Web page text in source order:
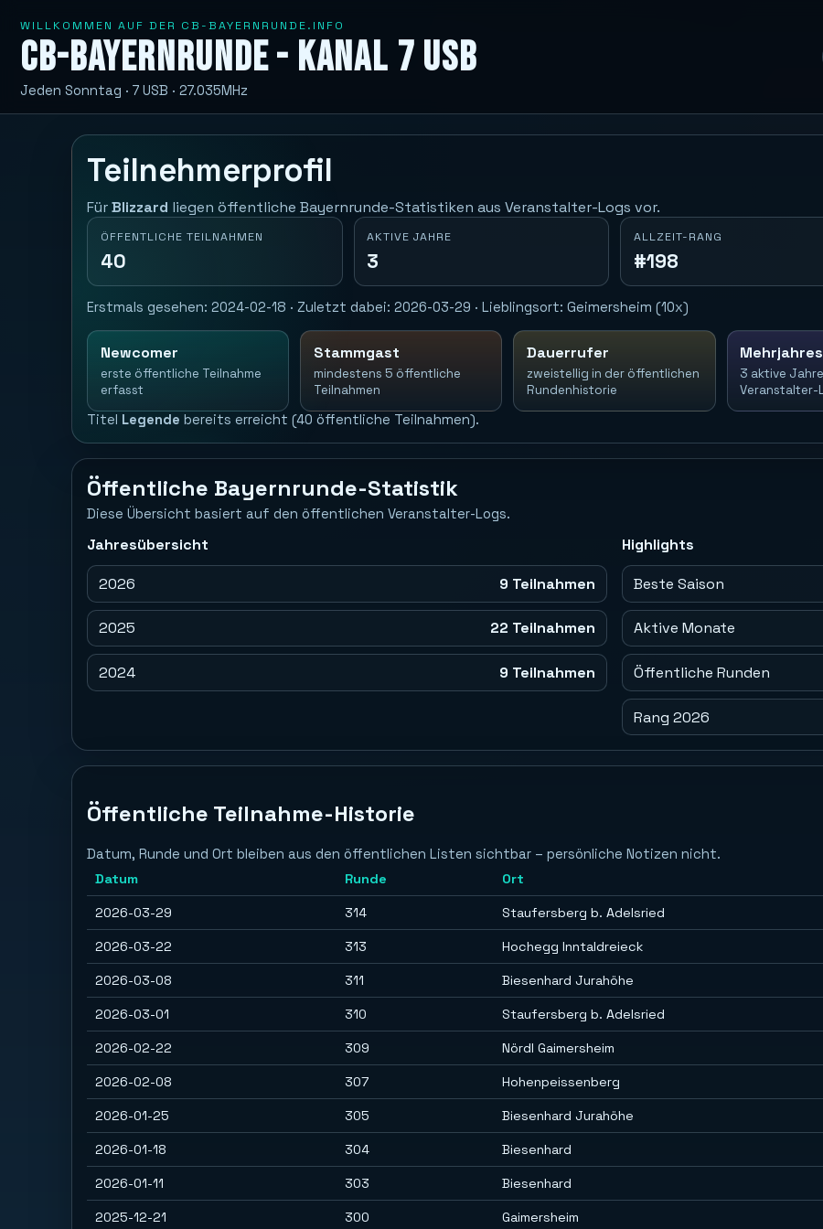
WILLKOMMEN AUF DER CB-BAYERNRUNDE.INFO
CB-Bayernrunde - Kanal 7 USB
Jeden Sonntag · 7 USB · 27.035MHz
Teilnehmerprofil
FürBlizzard liegen öffentliche Bayernrunde-Statistiken aus Veranstalter-Logs vor.
ÖFFENTLICHE TEILNAHMEN
40
AKTIVE JAHRE
3
ALLZEIT-RANG
#198
Erstmals gesehen: 2024-02-18 · Zuletzt dabei: 2026-03-29 · Lieblingsort: Geimersheim (10x)
Newcomer
erste öffentliche Teilnahme
erfasst
Stammgast
mindestens 5 öffentliche
Teilnahmen
Dauerrufer
zweistellig in der öffentlichen
Rundenhistorie
3 aktive
Veranstalter-
Titel Legende bereits erreicht (40 öffentliche Teilnahmen).
Öffentliche Bayernrunde-Statistik
Diese Übersicht basiert auf den öffentlichen Veranstalter-Logs.
Jahresübersicht
2026 9 Teilnahmen
2025 22 Teilnahmen
2024 9 Teilnahmen
Highlights
Beste Saison
Aktive Monate
Öffentliche Runden
Rang 2026
Öffentliche Teilnahme-Historie
Datum, Runde und Ort bleiben aus den öffentlichen Listen sichtbar – persönliche Notizen nicht.
Datum
Runde Ort
2026-03-29 314 Staufersberg b. Adelsried
2026-03-22 313 Hochegg Inntaldreieck
2026-03-08 311 Biesenhard Jurahöhe
2026-03-01 310 Staufersberg b. Adelsried
2026-02-22 309 Nördl Gaimersheim
2026-02-08 307 Hohenpeissenberg
2026-01-25 305 Biesenhard Jurahöhe
2026-01-18 304 Biesenhard
2026-01-11 303 Biesenhard
2025-12-21 300 Gaimersheim